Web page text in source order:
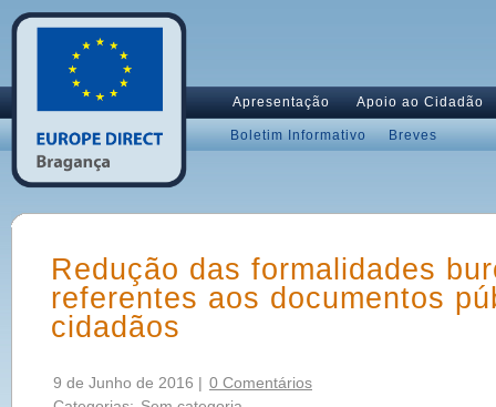
Apresentação Apoio ao Cidadão
Boletim Informativo Breves
Redução das formalidades
referentes aos documentos
cidadãos
9 de Junho de 2016 | 0 Comentários